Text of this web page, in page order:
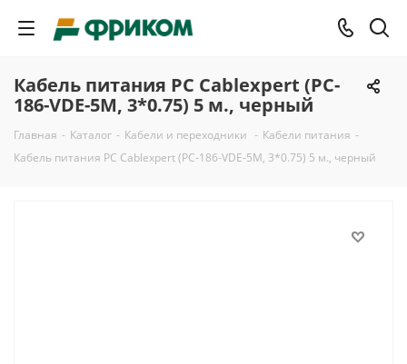
Кабель питания PC Cablexpert (PC-
186-VDE-5M, 3*0.75) 5 м., черный
Главная - Каталог - Кабели и переходники - Кабели питания -
Кабель питания PC Cablexpert (PC-186-VDE-5M, 3*0.75) 5 м., черный